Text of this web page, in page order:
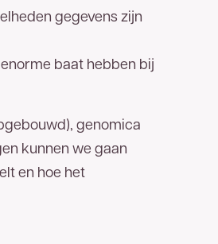
gegevens zijn
baat hebben bij
genomica
kunnen we gaan
en hoe het